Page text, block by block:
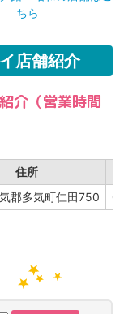
ちら
店舗紹介
介（営業時間
住所
郡多気町仁田750